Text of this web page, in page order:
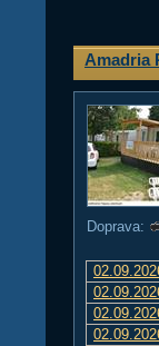
Amadria
Doprava: